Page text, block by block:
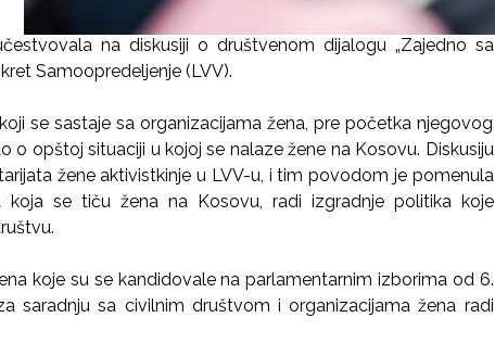
na diskusiji o društvenom dijalogu „Zajedno sa
Samoopredeljenje (LVV).
se sastaje sa organizacijama žena, pre početka njegovog
o opštoj situaciji u kojoj se nalaze žene na Kosovu. Diskusiju
žene aktivistkinje u LVV-u, i tim povodom je pomenula
se tiču žena na Kosovu, radi izgradnje politika koje
koje su se kandidovale na parlamentarnim izborima od 6.
saradnju sa civilnim društvom i organizacijama žena radi